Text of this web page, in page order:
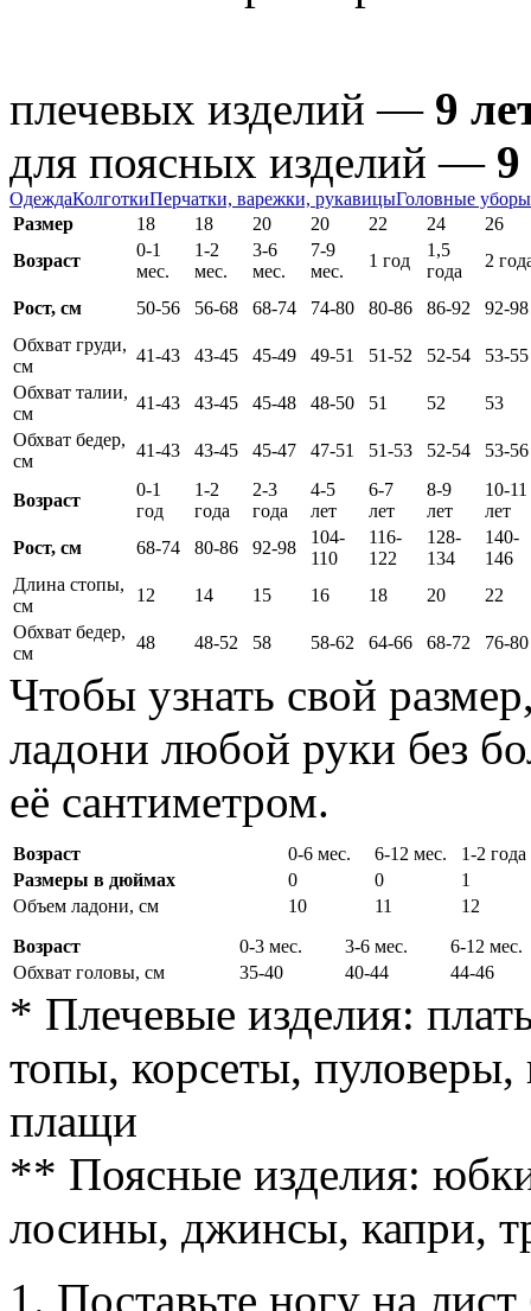
плечевых изделий — 9
для поясных изделий — 9
ОдеждаКолготкиПерчатки, варежки, рукавицыГоловные уборы
Размер
18 18 20 20 22 24
26
Возраст
0-1
мес.
1-2
мес.
3-6
мес.
7-9
мес.
1 год
1,5
года
2
Рост, см 50-56 56-68 68-74 74-80 80-86 86-92
92-98
Обхват груди,
см
41-43 43-45 45-49 49-51 51-52 52-54
53-55
Обхват талии,
см
41-43 43-45 45-48 48-50 51 52
53
Обхват бедер,
см
41-43 43-45 45-47 47-51 51-53 52-54 53-56
Возраст
0-1
год
1-2
года
2-3
года
4-5
лет
6-7
лет
8-9
лет
10-11
лет
Рост, см
68-74 80-86 92-98
104-
110
116-
122
128-
134
140-
146
Длина стопы,
см
12 14 15 16 18 20
22
Обхват бедер,
см
48 48-52 58 58-62 64-66 68-72 76-80
Чтобы узнать свой
ладони любой руки без
её сантиметром.
Возраст 0-6 мес. 6-12 мес.
1-2 года
Размеры в дюймах
0 0
1
Объем ладони, см
10 11
12
Возраст
0-3 мес. 3-6 мес.
6-12 мес.
Обхват головы, см
35-40 40-44 44-46
* Плечевые изделия:
топы, корсеты,
плащи
** Поясные изделия:
лосины, джинсы, капри,
Поставьте ногу на